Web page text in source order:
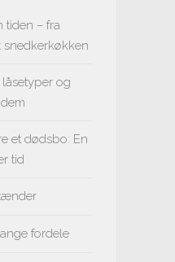
tiden – fra
og
et dødsbo: En
tid
fordele